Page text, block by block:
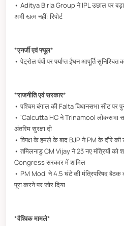
• Aditya Birla Group ने IPL उछाल पर बड़ा
अभी खत्म नहीं: रिपोर्ट
*एनर्जी एवं फ्यूल*
• पेट्रोल पंपों पर पर्याप्त ईंधन आपूर्ति
*राजनीति एवं सरकार*
• पश्चिम बंगाल की Falta विधानसभा सीट पर
• 'Calcutta HC ने Trinamool लोकसभा
अंतरिम सुरक्षा दी
• विपक्ष के हमले के बाद BJP ने PM के दौरे की
• तमिलनाडु CM Vijay ने 23 नए मंत्रियों को
Congress सरकार में शामिल
• PM Modi ने 4.5 घंटे की मंत्रिपरिषद बैठक
पूरा करने पर जोर दिया
*वैश्विक मामले*